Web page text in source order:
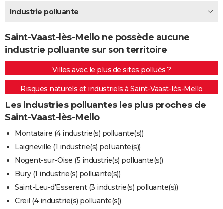
Destinations
City break
Voyage nature
Voyage de noces
Forum
Climat
+PHOTO
GUIDES D'ACHAT
BONS PLANS
CARTE DE VOEUX
Carte de Noël
Carte Bonne année
Carte Saint-Valentin
Carte Pâques
Carte d'anniversaire
DICTIONNAIRE
Dictionnaire
Biographies
Citations
Expressions
Proverbes
PROGRAMME TV
COPAINS D'AVANT
S'inscrire
Se connecter
Lycées
Collèges
Primaires
Universités
Entreprises
Service militaire
Avis de recherche
AVIS DE DÉCÈS
FORUM
Bricolage
Lifestyle
Culture
Sport
Auto
Television
Voyage
Cinema
Industrie polluante
Saint-Vaast-lès-Mello ne possède aucune
industrie polluante sur son territoire
Villes avec le plus de sites pollués ?
Risques naturels et industriels à Saint-Vaast-lès-Mello
Les industries polluantes les plus proches de
Saint-Vaast-lès-Mello
Montataire (4 industrie(s) polluante(s))
Laigneville (1 industrie(s) polluante(s))
Nogent-sur-Oise (5 industrie(s) polluante(s))
Bury (1 industrie(s) polluante(s))
Saint-Leu-d'Esserent (3 industrie(s) polluante(s))
Creil (4 industrie(s) polluante(s))